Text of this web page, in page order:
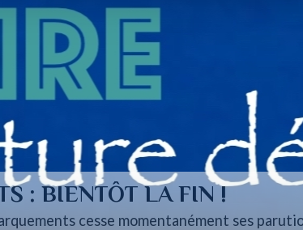
: BIENTÔT LA FIN !
cesse momentanément ses